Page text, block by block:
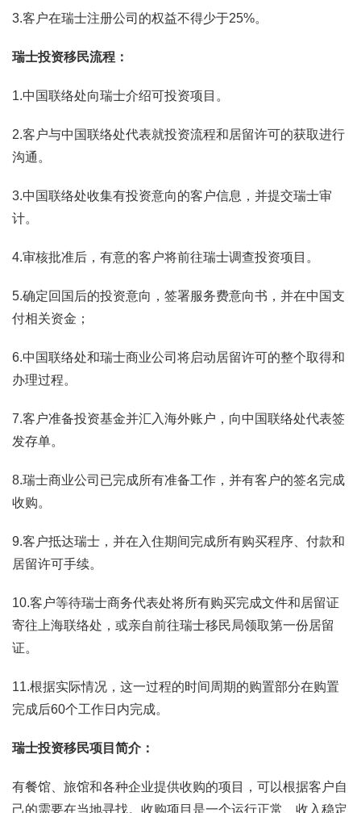
3.客户在瑞士注册公司的权益不得少于25%。
瑞士投资移民流程：
1.中国联络处向瑞士介绍可投资项目。
2.客户与中国联络处代表就投资流程和居留许可的获取进行
沟通。
3.中国联络处收集有投资意向的客户信息，并提交瑞士审
计。
4.审核批准后，有意的客户将前往瑞士调查投资项目。
5.确定回国后的投资意向，签署服务费意向书，并在中国支
付相关资金；
6.中国联络处和瑞士商业公司将启动居留许可的整个取得和
办理过程。
7.客户准备投资基金并汇入海外账户，向中国联络处代表签
发存单。
8.瑞士商业公司已完成所有准备工作，并有客户的签名完成
收购。
9.客户抵达瑞士，并在入住期间完成所有购买程序、付款和
居留许可手续。
10.客户等待瑞士商务代表处将所有购买完成文件和居留证
寄往上海联络处，或亲自前往瑞士移民局领取第一份居留
证。
11.根据实际情况，这一过程的时间周期的购置部分在购置
完成后60个工作日内完成。
瑞士投资移民项目简介：
有餐馆、旅馆和各种企业提供收购的项目，可以根据客户自
己的需要在当地寻找。收购项目是一个运行正常、收入稳定